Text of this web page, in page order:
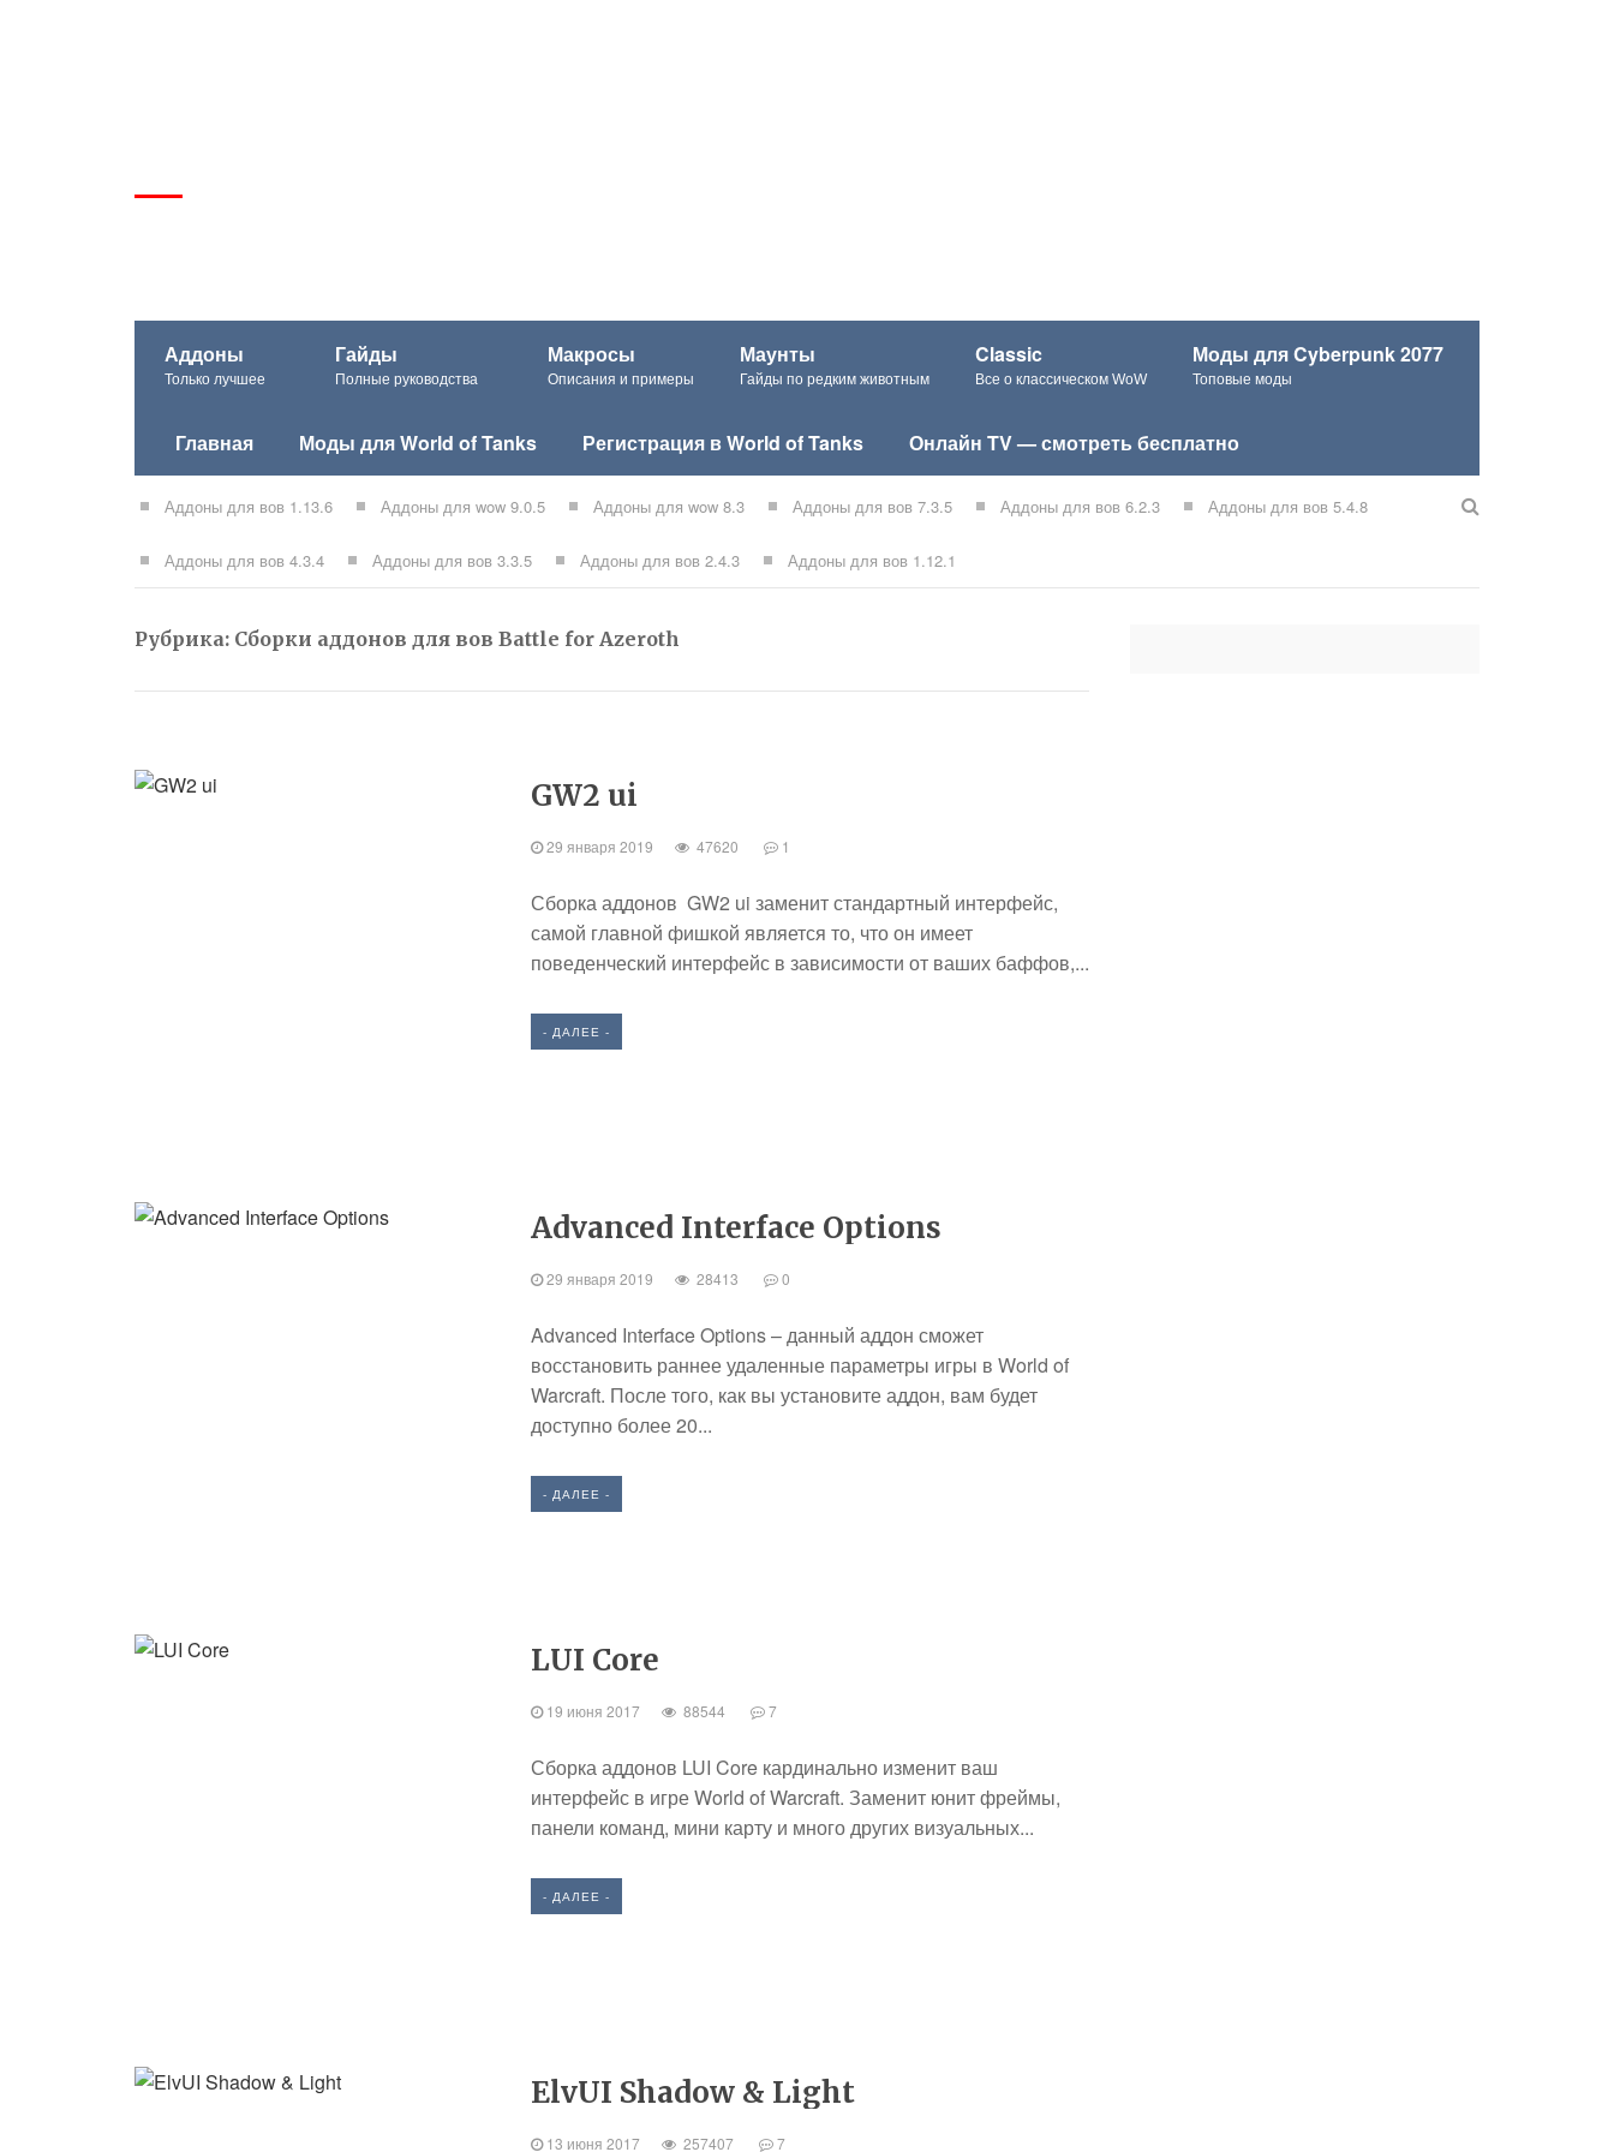
Аддоны
Только лучшее
Гайды
Полные руководства
Макросы
Описания и примеры
Маунты
Гайды по редким животным
Classic
Все о классическом WoW
Моды для Cyberpunk 2077
Топовые моды
Главная Моды для World of Tanks Регистрация в World of Tanks Онлайн TV — смотреть бесплатно
Аддоны для вов 1.13.6 Аддоны для wow 9.0.5 Аддоны для wow 8.3 Аддоны для вов 7.3.5 Аддоны для вов 6.2.3 Аддоны для вов 5.4.8
Аддоны для вов 4.3.4 Аддоны для вов 3.3.5 Аддоны для вов 2.4.3 Аддоны для вов 1.12.1
Рубрика: Сборки аддонов для вов Battle for Azeroth
GW2 ui
29 января 2019 47620 1
Сборка аддонов GW2 ui заменит стандартный интерфейс,
самой главной фишкой является то, что он имеет
поведенческий интерфейс в зависимости от ваших баффов,...
- ДАЛЕЕ -
Advanced Interface Options
29 января 2019 28413 0
Advanced Interface Options – данный аддон сможет
восстановить раннее удаленные параметры игры в World of
Warcraft. После того, как вы установите аддон, вам будет
доступно более 20...
- ДАЛЕЕ -
LUI Core
19 июня 2017 88544 7
Сборка аддонов LUI Core кардинально изменит ваш
интерфейс в игре World of Warcraft. Заменит юнит фреймы,
панели команд, мини карту и много других визуальных...
- ДАЛЕЕ -
ElvUI Shadow & Light
13 июня 2017 257407 7